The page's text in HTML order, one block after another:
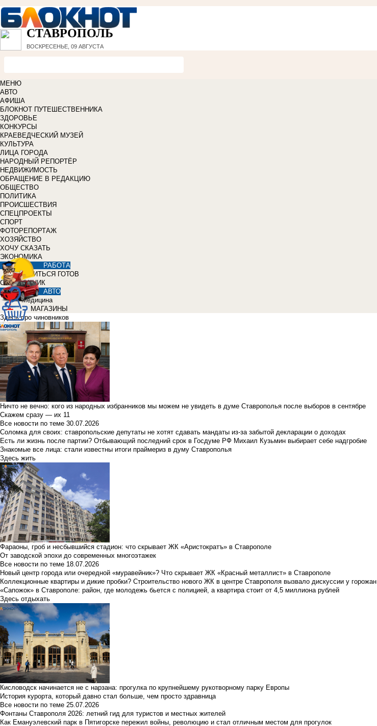
СТАВРОПОЛЬ
ВОСКРЕСЕНЬЕ, 09 АВГУСТА
МЕНЮ
АВТО
АФИША
БЛОКНОТ ПУТЕШЕСТВЕННИКА
ЗДОРОВЬЕ
КОНКУРСЫ
КРАЕВЕДЧЕСКИЙ МУЗЕЙ
КУЛЬТУРА
ЛИЦА ГОРОДА
НАРОДНЫЙ РЕПОРТЁР
НЕДВИЖИМОСТЬ
ОБРАЩЕНИЕ В РЕДАКЦИЮ
ОБЩЕСТВО
ПОЛИТИКА
ПРОИСШЕСТВИЯ
СПЕЦПРОЕКТЫ
СПОРТ
ФОТОРЕПОРТАЖ
ХОЗЯЙСТВО
ХОЧУ СКАЗАТЬ
ЭКОНОМИКА
РАБОТА
УЧИТЬСЯ ГОТОВ
СПРАВОЧНИК
АВТО
Медицина
МАГАЗИНЫ
Здесь про чиновников
Ничто не вечно: кого из народных избранников мы можем не увидеть в думе Ставрополья после выборов в сентябре
Скажем сразу — их 11
Все новости по теме 30.07.2026
Соломка для своих: ставропольские депутаты не хотят сдавать мандаты из-за забытой декларации о доходах
Есть ли жизнь после партии? Отбывающий последний срок в Госдуме РФ Михаил Кузьмин выбирает себе надгробие
Знакомые все лица: стали известны итоги праймериз в думу Ставрополья
Здесь жить
Фараоны, гроб и несбывшийся стадион: что скрывает ЖК «Аристократъ» в Ставрополе
От заводской эпохи до современных многоэтажек
Все новости по теме 18.07.2026
Новый центр города или очередной «муравейник»? Что скрывает ЖК «Красный металлист» в Ставрополе
Коллекционные квартиры и дикие пробки? Строительство нового ЖК в центре Ставрополя вызвало дискуссии у горожан
«Сапожок» в Ставрополе: район, где молодежь бьется с полицией, а квартира стоит от 4,5 миллиона рублей
Здесь отдыхать
Кисловодск начинается не с нарзана: прогулка по крупнейшему рукотворному парку Европы
История курорта, который давно стал больше, чем просто здравница
Все новости по теме 25.07.2026
Фонтаны Ставрополя 2026: летний гид для туристов и местных жителей
Как Емануэлевский парк в Пятигорске пережил войны, революцию и стал отличным местом для прогулок